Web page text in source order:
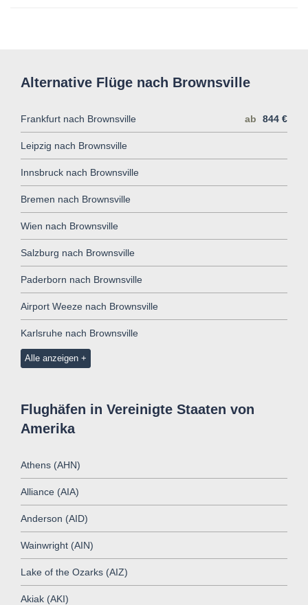
Alternative Flüge nach Brownsville
Frankfurt nach Brownsville ab 844 €
Leipzig nach Brownsville
Innsbruck nach Brownsville
Bremen nach Brownsville
Wien nach Brownsville
Salzburg nach Brownsville
Paderborn nach Brownsville
Airport Weeze nach Brownsville
Karlsruhe nach Brownsville
Alle anzeigen
Flughäfen in Vereinigte Staaten von
Amerika
Athens (AHN)
Alliance (AIA)
Anderson (AID)
Wainwright (AIN)
Lake of the Ozarks (AIZ)
Akiak (AKI)